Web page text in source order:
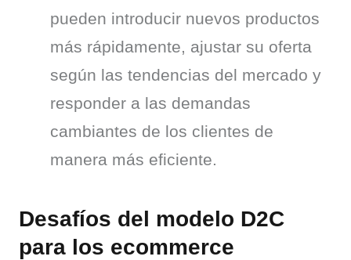
pueden introducir nuevos productos
más rápidamente, ajustar su oferta
según las tendencias del mercado y
responder a las demandas
cambiantes de los clientes de
manera más eficiente.
Desafíos del modelo D2C
para los ecommerce